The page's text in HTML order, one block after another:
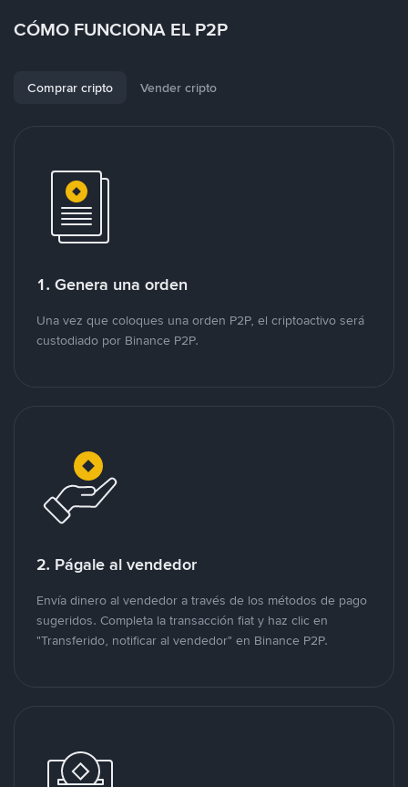
CÓMO FUNCIONA EL P2P
Comprar cripto Vender cripto
1. Genera una orden
Una vez que coloques una orden P2P, el criptoactivo será
custodiado por Binance P2P.
2. Págale al vendedor
Envía dinero al vendedor a través de los métodos de pago
sugeridos. Completa la transacción fiat y haz clic en
"Transferido, notificar al vendedor" en Binance P2P.